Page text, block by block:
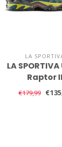
LA
LA
Raptor II
€179,99